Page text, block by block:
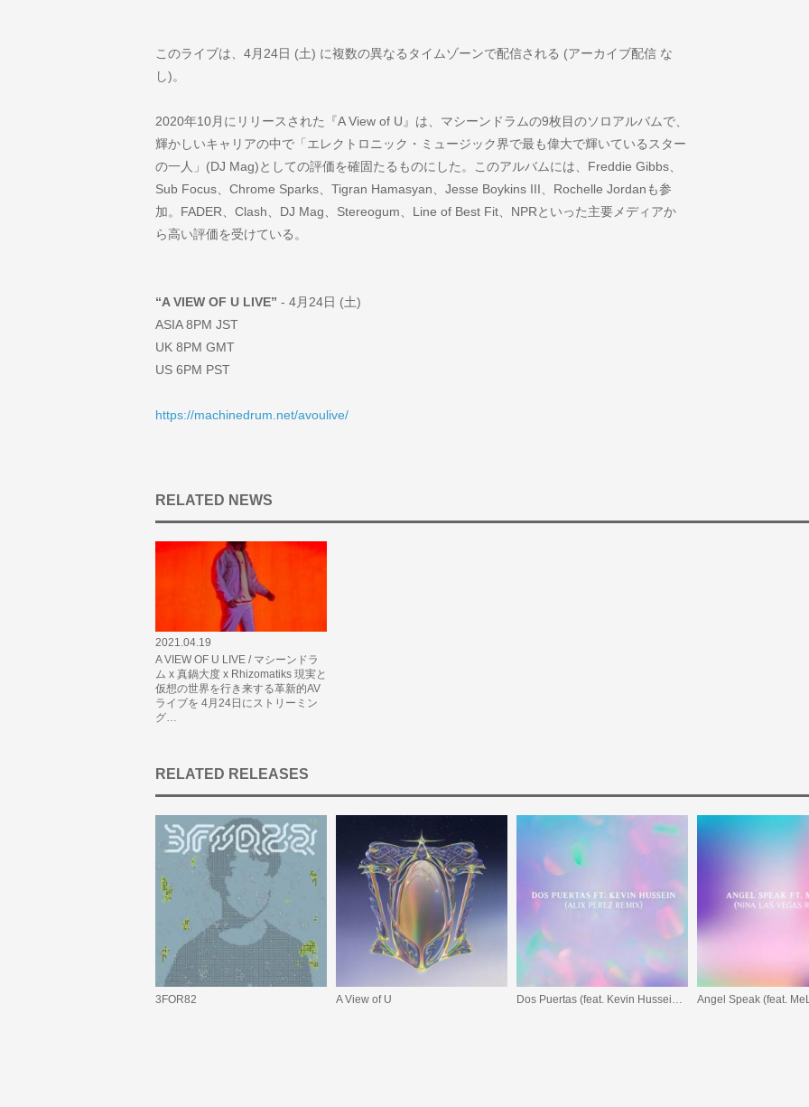
このライブは、4月24日 (土) に複数の異なるタイムゾーンで配信される (アーカイブ配信 な
し)。
2020年10月にリリースされた『A View of U』は、マシーンドラムの9枚目のソロアルバムで、
輝かしいキャリアの中で「エレクトロニック・ミュージック界で最も偉大で輝いているスター
の一人」(DJ Mag)としての評価を確固たるものにした。このアルバムには、Freddie Gibbs、
Sub Focus、Chrome Sparks、Tigran Hamasyan、Jesse Boykins III、Rochelle Jordanも参
加。FADER、Clash、DJ Mag、Stereogum、Line of Best Fit、NPRといった主要メディアか
ら高い評価を受けている。
“A VIEW OF U LIVE” - 4月24日 (土)
ASIA 8PM JST
UK 8PM GMT
US 6PM PST
https://machinedrum.net/avoulive/
RELATED NEWS
2021.04.19
A VIEW OF U LIVE / マシーンドラ
ム x 真鍋大度 x Rhizomatiks 現実と
仮想の世界を行き来する革新的AV
ライブを 4月24日にストリーミン
グ…
RELATED RELEASES
3FOR82 A View of U Dos Puertas (feat. Kevin Hussein) [Alix Perez Remix]